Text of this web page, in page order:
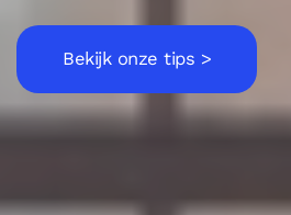
Bekijk onze tips >